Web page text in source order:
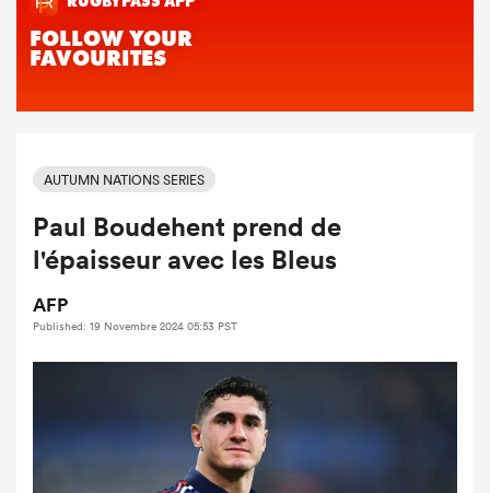
AUTUMN NATIONS SERIES
Paul Boudehent prend de
l'épaisseur avec les Bleus
AFP
Published: 19 Novembre 2024 05:53 PST